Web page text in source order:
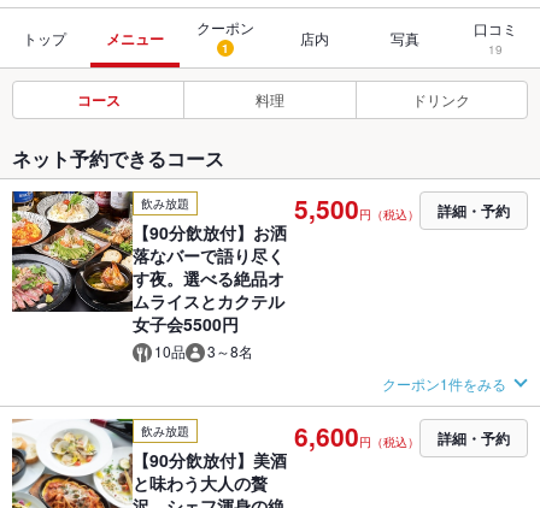
トップ メニュー
クーポン
1 店内 写真 口コミ
19
コース 料理 ドリンク
ネット予約できるコース
飲み放題
【90分飲放付】お洒
落なバーで語り尽く
す夜。選べる絶品オ
ムライスとカクテル
女子会5500円
10品 3～8名
5,500円（税込） 詳細・予約
クーポン1件をみる
飲み放題
【90分飲放付】美酒
と味わう大人の贅
6,600円（税込） 詳細・予約